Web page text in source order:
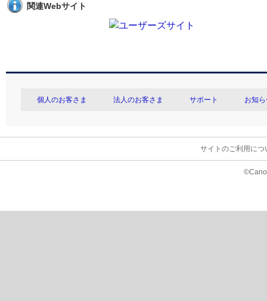
関連Webサイト
個人のお客さま 法人のお客さま サポート お知
サイトのご利用につ